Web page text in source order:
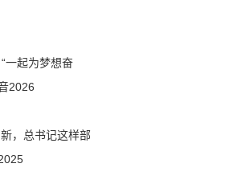
一起为梦想奋
2026
，总书记这样部